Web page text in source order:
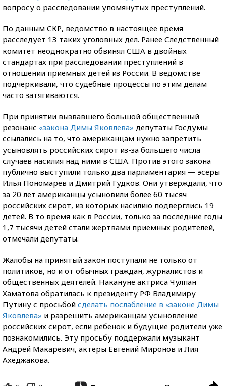
вопросу о расследовании упомянутых преступлений.
По данным СКР, ведомство в настоящее время
расследует 13 таких уголовных дел. Ранее Следственный
комитет неоднократно обвинял США в двойных
стандартах при расследовании преступлений в
отношении приемных детей из России. В ведомстве
подчеркивали, что судебные процессы по этим делам
часто затягиваются.
При принятии вызвавшего большой общественный
резонанс «закона Димы Яковлева» депутаты Госдумы
ссылались на то, что американцам нужно запретить
усыновлять российских сирот из-за большего числа
случаев насилия над ними в США. Против этого закона
публично выступили только два парламентария — эсеры
Илья Пономарев и Дмитрий Гудков. Они утверждали, что
за 20 лет американцы усыновили более 60 тысяч
российских сирот, из которых насилию подверглись 19
детей. В то время как в России, только за последние годы
1,7 тысячи детей стали жертвами приемных родителей,
отмечали депутаты.
Жалобы на принятый закон поступали не только от
политиков, но и от обычных граждан, журналистов и
общественных деятелей. Накануне актриса Чулпан
Хаматова обратилась к президенту РФ Владимиру
Путину с просьбой сделать послабление в «законе Димы
Яковлева» и разрешить американцам усыновление
российских сирот, если ребенок и будущие родители уже
познакомились. Эту просьбу поддержали музыкант
Андрей Макаревич, актеры Евгений Миронов и Лия
Ахеджакова.